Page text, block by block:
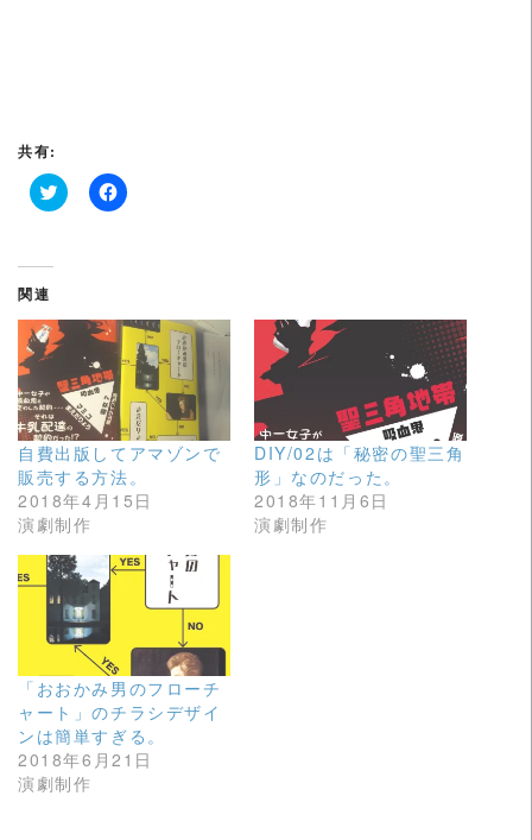
共有:
ク
し
て
T
w
i
t
t
r
で
共
有
(
新
し
い
ウ
ィ
ン
ド
ウ
で
ま
)
F
k
で
共
有
す
る
に
は
ク
リ
ッ
ク
し
だ
さ
い
(
し
い
ウ
ィ
ン
ド
ウ
で
開
き
関連
自費出版してアマゾンで
販売する方法。
2018年4月15日
演劇制作
DIY/02は「秘密の聖三角
形」なのだった。
2018年11月6日
演劇制作
「おおかみ男のフローチ
ャート」のチラシデザイ
ンは簡単すぎる。
2018年6月21日
演劇制作